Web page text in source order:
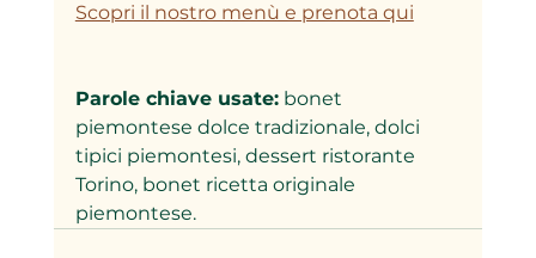
Scopri il nostro menù e prenota qui
Parole chiave usate: bonet
piemontese dolce tradizionale, dolci
tipici piemontesi, dessert ristorante
Torino, bonet ricetta originale
piemontese.